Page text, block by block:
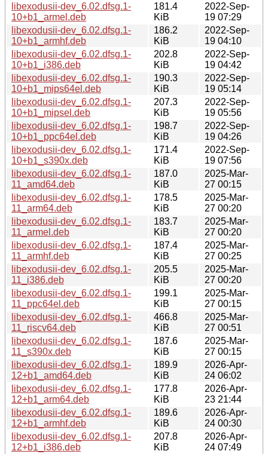
libexodusii-dev_6.02.dfsg.1-
10+b1_armel.deb
181.4
KiB
2022-Sep-
19 07:29
libexodusii-dev_6.02.dfsg.1-
10+b1_armhf.deb
186.2
KiB
2022-Sep-
19 04:10
libexodusii-dev_6.02.dfsg.1-
10+b1_i386.deb
202.8
KiB
2022-Sep-
19 04:42
libexodusii-dev_6.02.dfsg.1-
10+b1_mips64el.deb
190.3
KiB
2022-Sep-
19 05:14
libexodusii-dev_6.02.dfsg.1-
10+b1_mipsel.deb
207.3
KiB
2022-Sep-
19 05:56
libexodusii-dev_6.02.dfsg.1-
10+b1_ppc64el.deb
198.7
KiB
2022-Sep-
19 04:26
libexodusii-dev_6.02.dfsg.1-
10+b1_s390x.deb
171.4
KiB
2022-Sep-
19 07:56
libexodusii-dev_6.02.dfsg.1-
11_amd64.deb
187.0
KiB
2025-Mar-
27 00:15
libexodusii-dev_6.02.dfsg.1-
11_arm64.deb
178.5
KiB
2025-Mar-
27 00:20
libexodusii-dev_6.02.dfsg.1-
11_armel.deb
183.7
KiB
2025-Mar-
27 00:20
libexodusii-dev_6.02.dfsg.1-
11_armhf.deb
187.4
KiB
2025-Mar-
27 00:25
libexodusii-dev_6.02.dfsg.1-
11_i386.deb
205.5
KiB
2025-Mar-
27 00:20
libexodusii-dev_6.02.dfsg.1-
11_ppc64el.deb
199.1
KiB
2025-Mar-
27 00:15
libexodusii-dev_6.02.dfsg.1-
11_riscv64.deb
466.8
KiB
2025-Mar-
27 00:51
libexodusii-dev_6.02.dfsg.1-
11_s390x.deb
187.6
KiB
2025-Mar-
27 00:15
libexodusii-dev_6.02.dfsg.1-
12+b1_amd64.deb
189.9
KiB
2026-Apr-
24 06:02
libexodusii-dev_6.02.dfsg.1-
12+b1_arm64.deb
177.8
KiB
2026-Apr-
23 21:44
libexodusii-dev_6.02.dfsg.1-
12+b1_armhf.deb
189.6
KiB
2026-Apr-
24 00:30
libexodusii-dev_6.02.dfsg.1-
12+b1_i386.deb
207.8
KiB
2026-Apr-
24 07:49